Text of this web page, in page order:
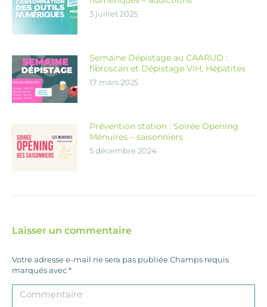
3 juillet 2025
Semaine Dépistage au CAARUD :
fibroscan et Dépistage VIH, Hépatites
17 mars 2025
Prévention station : Soirée Opening
Ménuires – saisonniers
5 décembre 2024
Laisser un commentaire
Votre adresse e-mail ne sera pas publiée Champs requis
marqués avec*
Commentaire